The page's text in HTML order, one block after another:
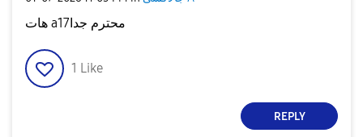
هات a17محترم جدا
1 Like
REPLY